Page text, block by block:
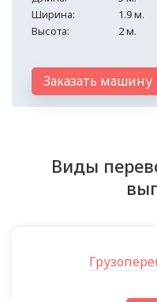
Ширина:
1.9 м.
Высота:
2 м.
Заказать машину
Виды